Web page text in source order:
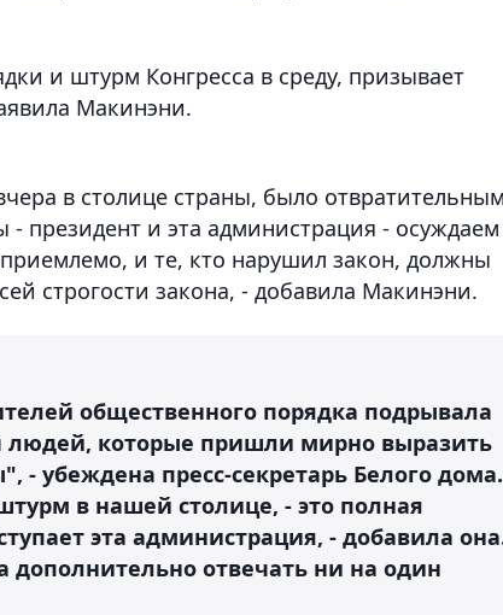
и штурм Конгресса в среду, призывает
Макинэни.
в столице страны, было
президент и эта администрация - осуждаем
и те, кто нарушил закон, должны
строгости закона, - добавила Макинэни.
общественного порядка подрывала
людей, которые пришли мирно выразить
- убеждена пресс-секретарь Белого дома.
в нашей столице, - это полная
эта администрация, - добавила
дополнительно отвечать ни на один